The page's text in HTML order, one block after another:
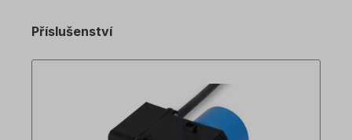
Příslušenství